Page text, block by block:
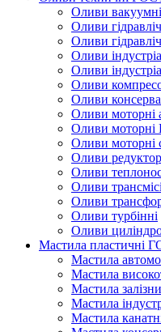
Оливи
Оливи
Оливи
Оливи
Оливи
Оливи
Оливи
Оливи моторні
Оливи
Оливи моторні
Оливи
Оливи
Оливи
Оливи
Оливи турбінні
Оливи
Мастила пластичні
Мастила
Мастила
Мастила
Мастила
Мастила